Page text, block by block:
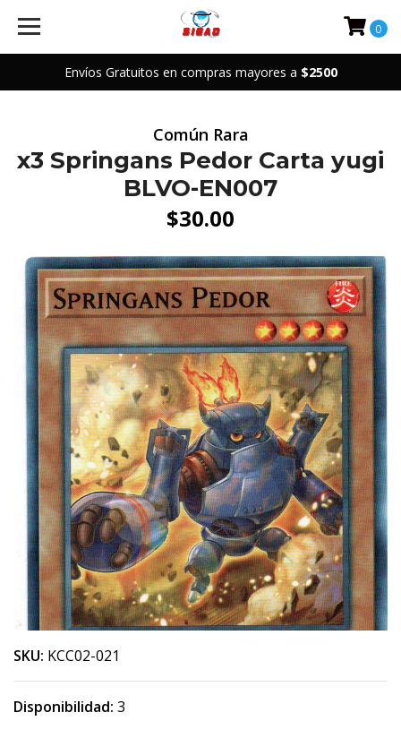
Envíos Gratuitos en compras mayores a $2500
0
Común Rara
x3 Springans Pedor Carta yugi
BLVO-EN007
$30.00
SKU: KCC02-021
Disponibilidad: 3